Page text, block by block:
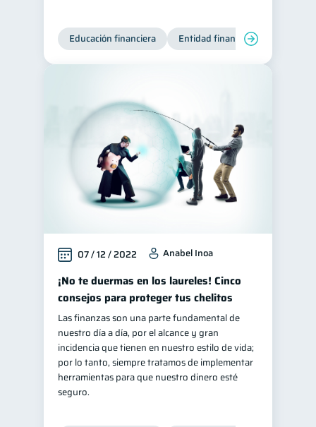
Educación financiera Entidad financiera
07 / 12 / 2022 Anabel Inoa
¡No te duermas en los laureles! Cinco
consejos para proteger tus chelitos
Las finanzas son una parte fundamental de
nuestro día a día, por el alcance y gran
incidencia que tienen en nuestro estilo de vida;
por lo tanto, siempre tratamos de implementar
herramientas para que nuestro dinero esté
seguro.